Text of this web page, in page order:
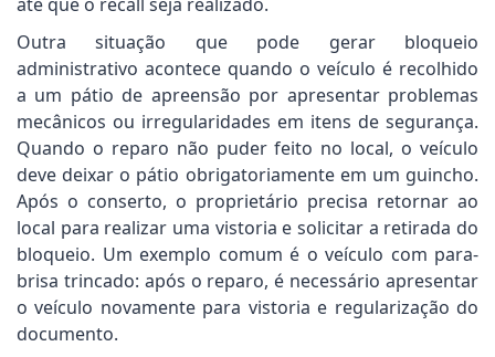
Outra situação que pode gerar bloqueio
administrativo acontece quando o veículo é recolhido
a um pátio de apreensão por apresentar problemas
mecânicos ou irregularidades em itens de segurança.
Quando o reparo não puder feito no local, o veículo
deve deixar o pátio obrigatoriamente em um guincho.
Após o conserto, o proprietário precisa retornar ao
local para realizar uma vistoria e solicitar a retirada do
bloqueio. Um exemplo comum é o veículo com para-
brisa trincado: após o reparo, é necessário apresentar
o veículo novamente para vistoria e regularização do
documento.